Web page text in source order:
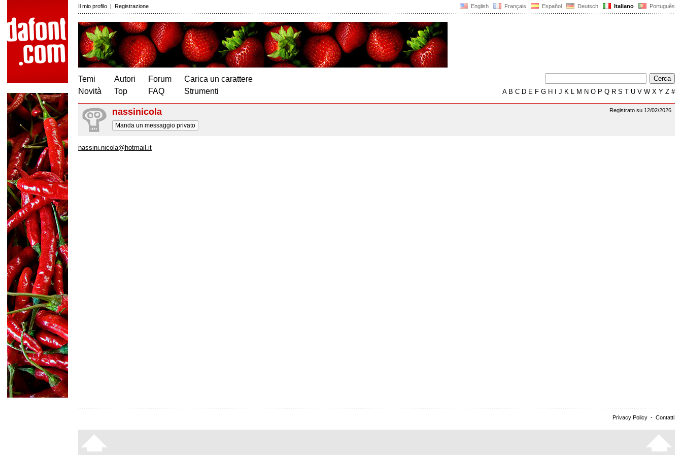
English Français Español Deutsch Italiano Português
Il mio profilo | Registrazione
Temi
Novità
Autori
Top
Forum
FAQ
Carica un carattere
Strumenti
AB C D E F G H J K L M N O P Q R S T U V W X Y Z #
Registrato su 12/02/2026
nassinicola
Manda un messaggio privato
nassini.nicola@hotmail.it
Privacy Policy - Contatti